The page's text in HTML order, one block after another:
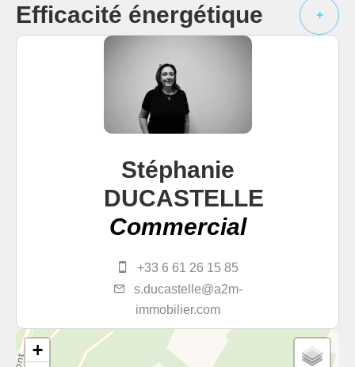
Efficacité énergétique +
Stéphanie
DUCASTELLE
Commercial
+33 6 61 26 15 85
s.ducastelle@a2m-
immobilier.com
+